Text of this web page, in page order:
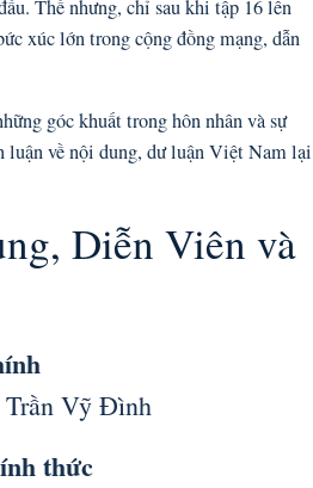
Thế nhưng, chỉ sau khi tập 16 lên
xúc lớn trong cộng đồng mạng, dẫn
góc khuất trong hôn nhân và sự
luận về nội dung, dư luận Việt Nam lại
Diễn Viên và
Vỹ Đình
thức